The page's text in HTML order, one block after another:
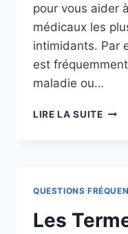
pour vous aider
médicaux les
intimidants. Par
est
maladie ou…
LIRE LA SUITEFAQ
QUESTIONS
Les